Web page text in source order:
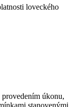
loveckého
úkonu,